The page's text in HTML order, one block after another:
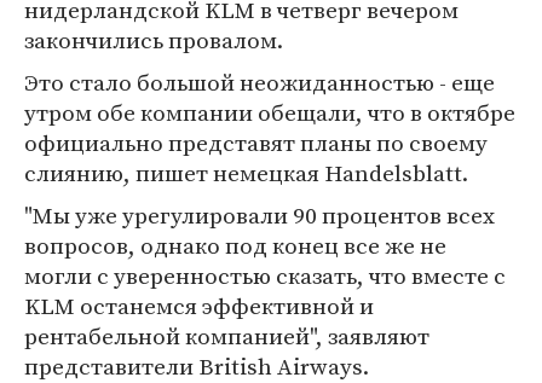
нидерландской KLM в четверг вечером
закончились провалом.
Это стало большой неожиданностью - еще
утром обе компании обещали, что в октябре
официально представят планы по своему
слиянию, пишет немецкая Handelsblatt.
"Мы уже урегулировали 90 процентов всех
вопросов, однако под конец все же не
могли с уверенностью сказать, что вместе с
KLM останемся эффективной и
рентабельной компанией", заявляют
представители British Airways.